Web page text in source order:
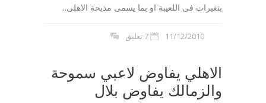
بتغيرات فى اللعيبة او بما يسمى مذبحة الاهلى...
11/12/2010 7 تعليق
الاهلي يفاوض لاعبي سموحة
والزمالك يفاوض بلال